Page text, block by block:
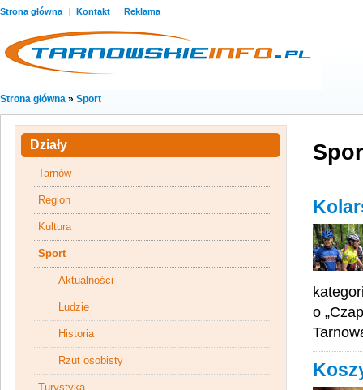
Strona główna | Kontakt | Reklama
Strona główna » Sport
o
Działy
Tarnów
Region
Kultura
Sport
Aktualności
Ludzie
Historia
Rzut osobisty
Turystyka